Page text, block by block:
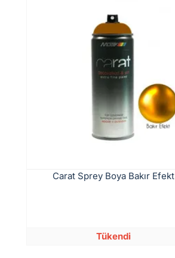
Carat Sprey Boya Bakır Efekt
Tükendi